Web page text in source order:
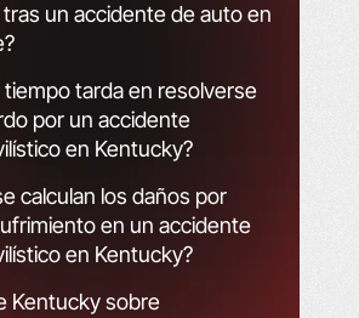
un accidente de auto en
tiempo tarda en resolverse
por un accidente
en Kentucky?
calculan los daños por
en un accidente
en Kentucky?
Kentucky sobre